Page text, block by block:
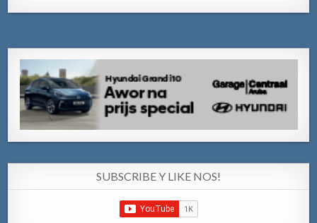
SUBSCRIBE Y LIKE NOS!